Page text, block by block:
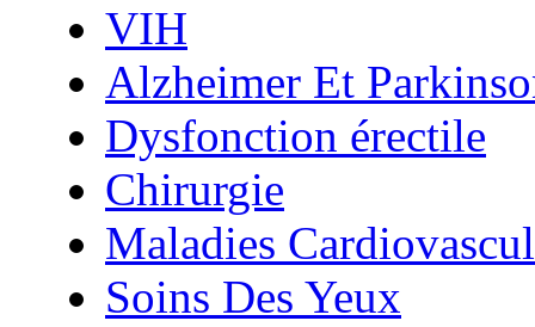
VIH
Alzheimer Et
Dysfonction érectile
Chirurgie
Maladies
Soins Des Yeux